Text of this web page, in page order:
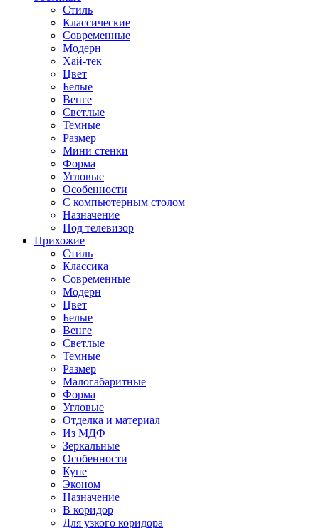
Стиль
Классические
Современные
Модерн
Хай-тек
Цвет
Белые
Венге
Светлые
Темные
Размер
Мини стенки
Форма
Угловые
Особенности
С компьютерным столом
Назначение
Под телевизор
Прихожие
Стиль
Классика
Современные
Модерн
Цвет
Белые
Венге
Светлые
Темные
Размер
Малогабаритные
Форма
Угловые
Отделка и материал
Из МДФ
Зеркальные
Особенности
Купе
Эконом
Назначение
В коридор
Для узкого коридора